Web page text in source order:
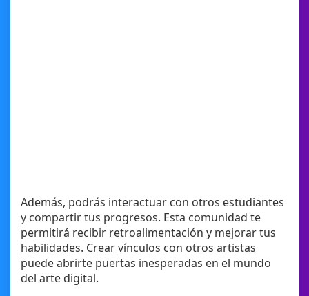
Además, podrás interactuar con otros estudiantes
y compartir tus progresos. Esta comunidad te
permitirá recibir retroalimentación y mejorar tus
habilidades. Crear vínculos con otros artistas
puede abrirte puertas inesperadas en el mundo
del arte digital.